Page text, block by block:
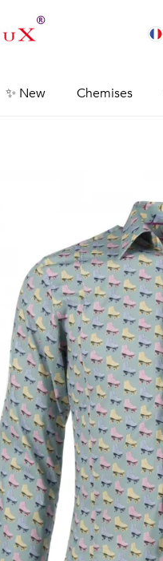
✨ New Chemises